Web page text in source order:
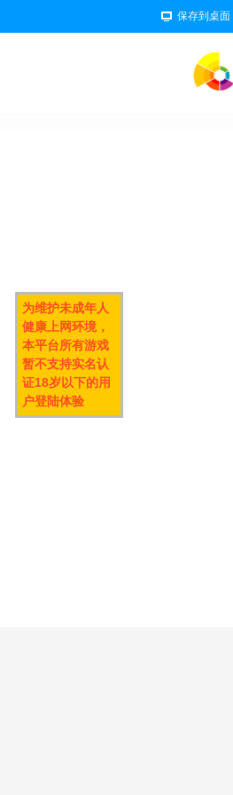
保存到桌面
为维护未成年人
健康上网环境，
本平台所有游戏
暂不支持实名认
证18岁以下的用
户登陆体验